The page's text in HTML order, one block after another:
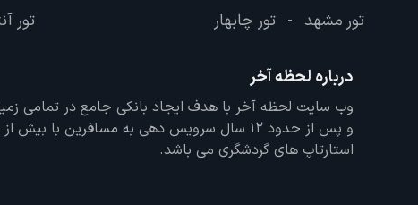
تور مشهد - تور چابهار تور
درباره لحظه آخر
و پس از حدود 12 سال سرویس دهی به مسافرین با
استارتاپ های گردشگری می باشد.